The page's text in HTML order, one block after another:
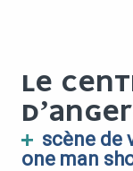
LE
scène de
one man